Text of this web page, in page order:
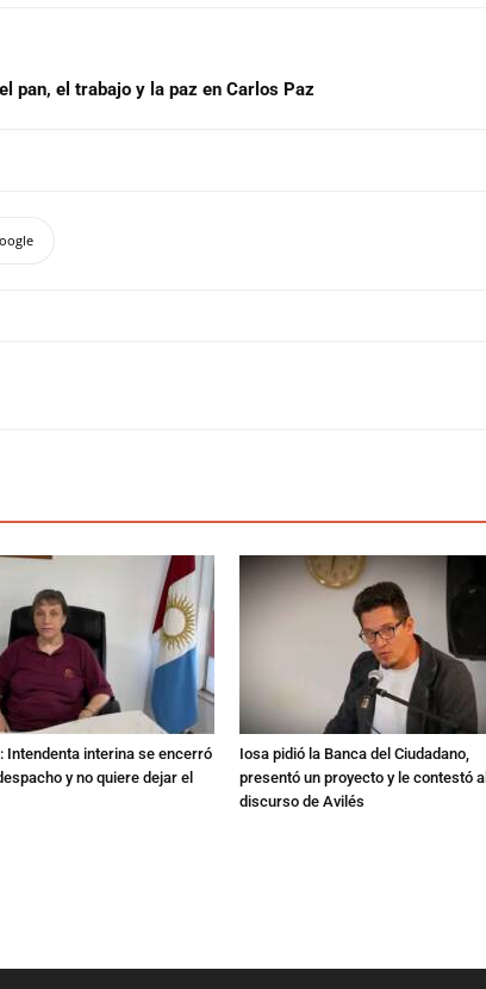
pan, el trabajo y la paz en Carlos Paz
Intendenta interina se encerró
y no quiere dejar el
Iosa pidió la Banca del Ciudadano,
presentó un proyecto y le contestó al
discurso de Avilés